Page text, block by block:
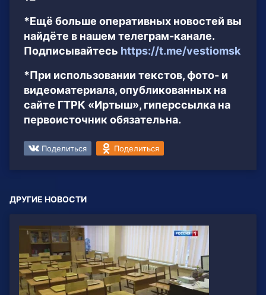
*Ещё больше оперативных новостей вы
найдёте в нашем телеграм-канале.
Подписывайтесь https://t.me/vestiomsk
*При использовании текстов, фото- и
видеоматериала, опубликованных на
сайте ГТРК «Иртыш», гиперссылка на
первоисточник обязательна.
Поделиться Поделиться
ДРУГИЕ НОВОСТИ